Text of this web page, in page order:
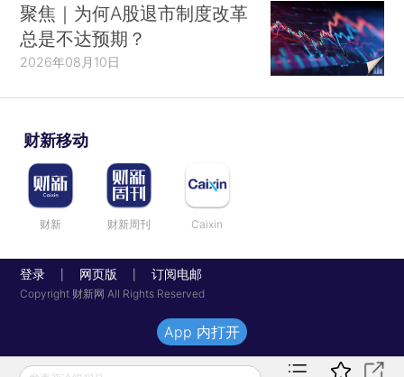
聚焦｜为何A股退市制度改革
总是不达预期？
2026年08月10日
财新移动
财新 财新周刊 Caixin
登录 网页版 订阅电邮
Copyright 财新网 All Rights Reserved
App 内打开